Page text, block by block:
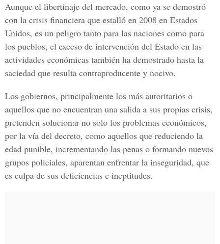
Aunque el libertinaje del mercado, como ya se demostró
con la crisis financiera que estalló en 2008 en Estados
Unidos, es un peligro tanto para las naciones como para
los pueblos, el exceso de intervención del Estado en las
actividades económicas también ha demostrado hasta la
saciedad que resulta contraproducente y nocivo.
Los gobiernos, principalmente los más autoritarios o
aquellos que no encuentran una salida a sus propias crisis,
pretenden solucionar no solo los problemas económicos,
por la vía del decreto, como aquellos que reduciendo la
edad punible, incrementando las penas o formando nuevos
grupos policiales, aparentan enfrentar la inseguridad, que
es culpa de sus deficiencias e ineptitudes.